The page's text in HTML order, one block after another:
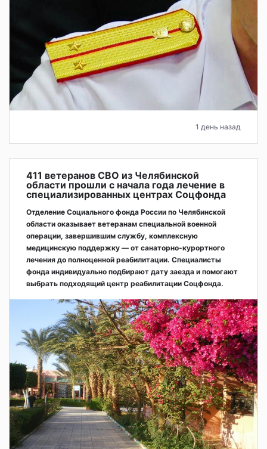
1 день назад
411 ветеранов СВО из Челябинской
области прошли с начала года лечение в
специализированных центрах Соцфонда
Отделение Социального фонда России по Челябинской
области оказывает ветеранам специальной военной
операции, завершившим службу, комплексную
медицинскую поддержку — от санаторно-курортного
лечения до полноценной реабилитации. Специалисты
фонда индивидуально подбирают дату заезда и помогают
выбрать подходящий центр реабилитации Соцфонда.